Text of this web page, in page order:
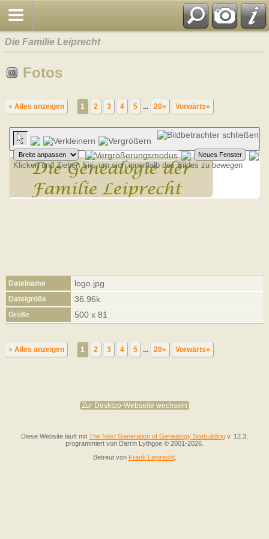
Die Familie Leiprecht
Fotos
» Alles anzeigen 1 2 3 4 5 ... 20» Vorwärts»
Dateiname logo.jpg
Dateigröße 36.96k
Größe 500 x 81
» Alles anzeigen 1 2 3 4 5 ... 20» Vorwärts»
Zur Desktop-Webseite wechseln
Diese Website läuft mit The Next Generation of Genealogy Sitebuilding v. 12.3,
programmiert von Darrin Lythgoe © 2001-2026.
Betreut von Frank Leiprecht.